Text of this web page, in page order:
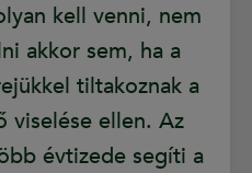
kell venni, nem
akkor sem, ha a
tiltakoznak a
viselése ellen. Az
évtizede segíti a